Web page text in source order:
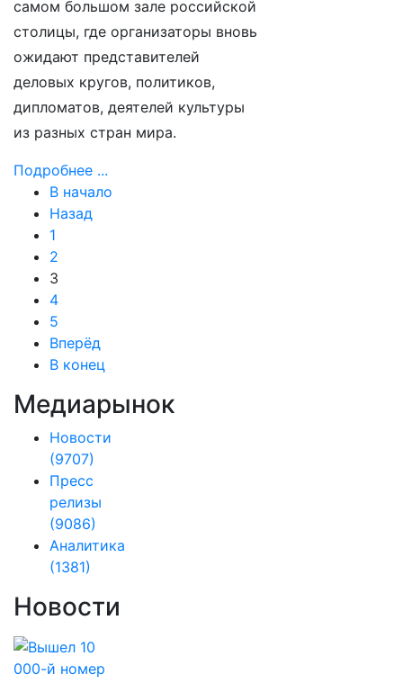
самом большом зале российской
столицы, где организаторы вновь
ожидают представителей
деловых кругов, политиков,
дипломатов, деятелей культуры
из разных стран мира.
Подробнее ...
В начало
Назад
1
2
3
4
5
Вперёд
В конец
Медиарынок
Новости
(9707)
Пресс
релизы
(9086)
Аналитика
(1381)
Новости